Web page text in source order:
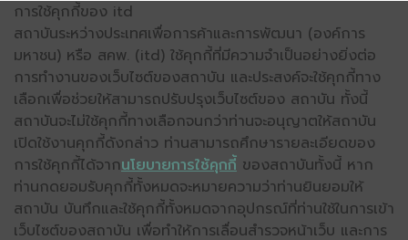
การใช้คุกกี้ของ itd
สถาบันระหว่างประเทศเพื่อการค้าและการพัฒนา (องค์การ
มหาชน) หรือ สคพ. (itd) ใช้คุกกี้ที่มีความจำเป็นอย่างยิ่งต่อ
การทำงานของเว็บไซต์ของสถาบัน และประสงค์จะใช้คุกกี้ทาง
เลือกเพื่อช่วยให้สามารถปรับปรุงเว็บไซต์ของ สถาบัน ทั้งนี้
สถาบันจะไม่ใช้คุกกี้ทางเลือกจนกว่าท่านจะอนุญาตให้สถาบัน
เปิดใช้งานคุกกี้ดังกล่าว ท่านสามารถศึกษารายละเอียดของ
การใช้คุกกี้ได้จากนโยบายการใช้คุกกี้ ของสถาบันทั้งนี้ หาก
ท่านกดยอมรับคุกกี้ทั้งหมดจะหมายความว่าท่านยินยอมให้
สถาบัน บันทึกและใช้คุกกี้ทั้งหมดจากอุปกรณ์ที่ท่านใช้ในการเข้า
เว็บไซต์ของสถาบัน เพื่อทำให้การเลื่อนสำรวจหน้าเว็บ และการ